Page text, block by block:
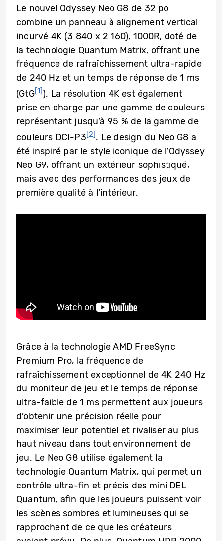
Le nouvel Odyssey Neo G8 de 32 po
combine un panneau à alignement vertical
incurvé 4K (3 840 x 2 160), 1000R, doté de
la technologie Quantum Matrix, offrant une
fréquence de rafraîchissement ultra-rapide
de 240 Hz et un temps de réponse de 1 ms
(GtG[1]). La résolution 4K est également
prise en charge par une gamme de couleurs
représentant jusqu’à 95 % de la gamme de
couleurs DCI-P3[2]. Le design du Neo G8 a
été inspiré par le style iconique de l’Odyssey
Neo G9, offrant un extérieur sophistiqué,
mais avec des performances des jeux de
première qualité à l’intérieur.
Grâce à la technologie AMD FreeSync
Premium Pro, la fréquence de
rafraîchissement exceptionnel de 4K 240 Hz
du moniteur de jeu et le temps de réponse
ultra-faible de 1 ms permettent aux joueurs
d’obtenir une précision réelle pour
maximiser leur potentiel et rivaliser au plus
haut niveau dans tout environnement de
jeu. Le Neo G8 utilise également la
technologie Quantum Matrix, qui permet un
contrôle ultra-fin et précis des mini DEL
Quantum, afin que les joueurs puissent voir
les scènes sombres et lumineuses qui se
rapprochent de ce que les créateurs